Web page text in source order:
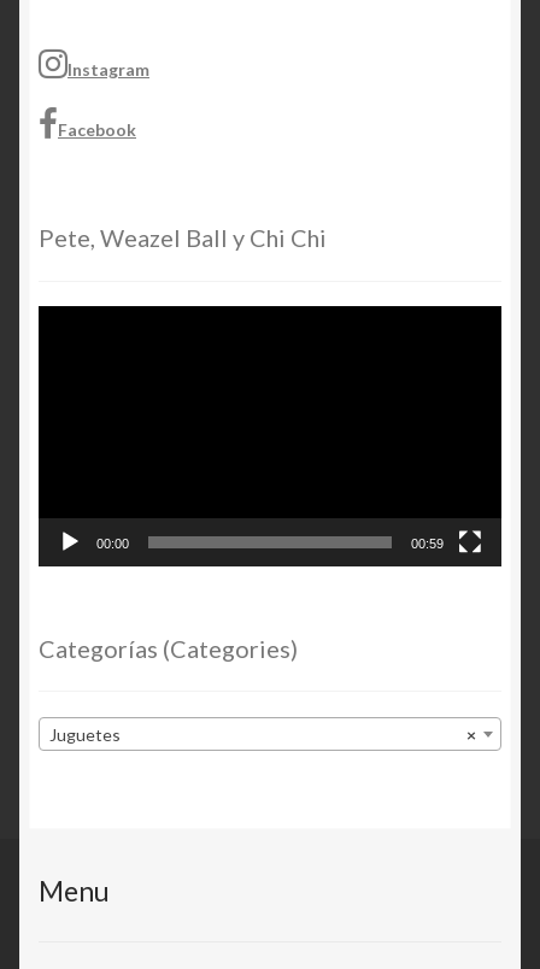
Instagram
Facebook
Pete, Weazel Ball y Chi Chi
00:00 00:59
Categorías (Categories)
×
Juguetes
Menu